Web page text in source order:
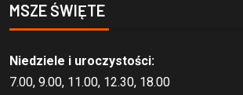
MSZE ŚWIĘTE
Niedziele i uroczystości:
7.00, 9.00, 11.00, 12.30, 18.00